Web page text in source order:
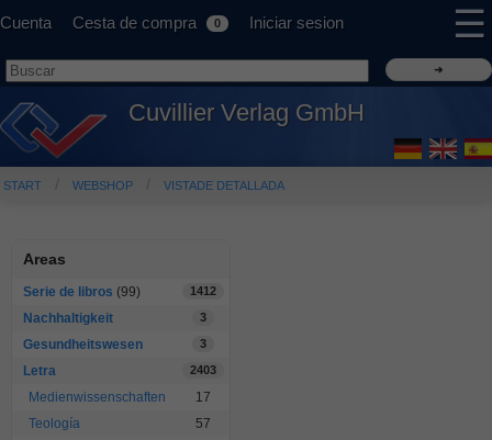
Cuenta Cesta de compra 0 Iniciar sesion ☰
Cuvillier Verlag GmbH
START WEBSHOP VISTADE DETALLADA
Areas
Serie de libros (99) 1412
Nachhaltigkeit 3
Gesundheitswesen 3
Letra 2403
Medienwissenschaften
17
Teología
57